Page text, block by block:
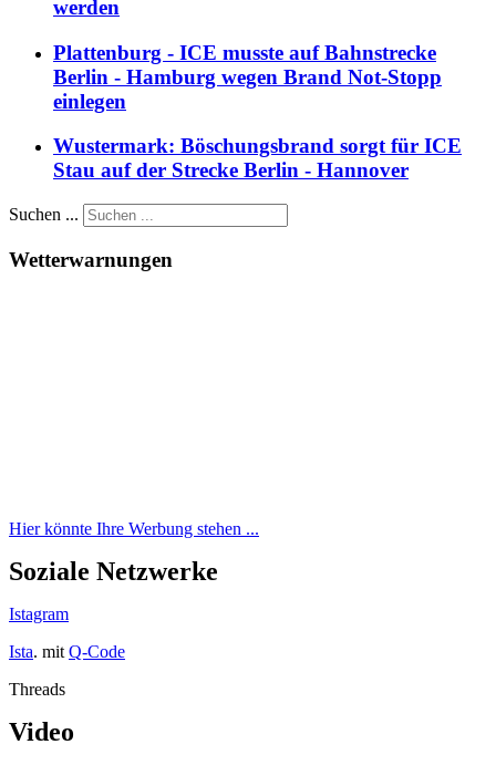
werden
Plattenburg - ICE musste auf Bahnstrecke
Berlin - Hamburg wegen Brand Not-Stopp
einlegen
Wustermark: Böschungsbrand sorgt für ICE
Stau auf der Strecke Berlin - Hannover
Suchen ...
Wetterwarnungen
Hier könnte Ihre Werbung stehen ...
Soziale Netzwerke
Istagram
Ista. mit Q-Code
Threads
Video